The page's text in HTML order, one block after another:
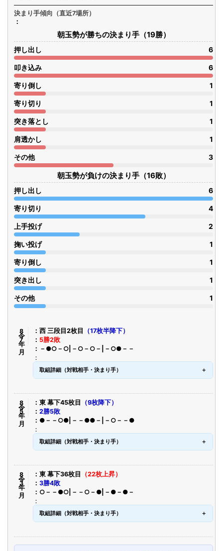
決まり手傾向（直近7場所）
朝玉勢が勝ちの決まり手（19勝）
押し出し 6
叩き込み 6
寄り倒し 1
寄り切り 1
突き落とし 1
肩透かし 1
その他 3
朝玉勢が負けの決まり手（16敗）
押し出し 6
寄り切り 4
上手投げ 2
掬い投げ 1
寄り倒し 1
突き出し 1
その他 1
令8年7月 西 三段目2枚目
（17枚半降下）
5勝2敗
－●○－○|－○－○－|－○●－－
取組詳細（対戦相手・決まり手）
令8年5月 東 幕下45枚目
（9枚降下）
2勝5敗
●－－○●|－－●●－|－○－－●
取組詳細（対戦相手・決まり手）
令8年3月 東 幕下36枚目
（22枚上昇）
3勝4敗
○－－●○|－－○－●|－●－●－
取組詳細（対戦相手・決まり手）